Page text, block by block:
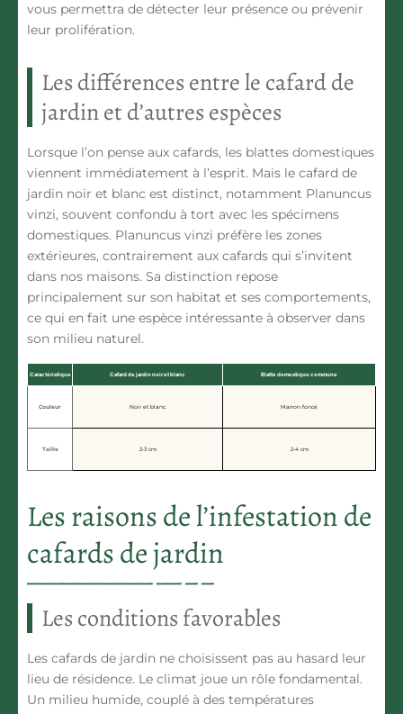
vous permettra de détecter leur présence ou prévenir
leur prolifération.
Les différences entre le cafard de
jardin et d’autres espèces
Lorsque l’on pense aux cafards, les blattes domestiques
viennent immédiatement à l’esprit. Mais le cafard de
jardin noir et blanc est distinct, notamment Planuncus
vinzi, souvent confondu à tort avec les spécimens
domestiques. Planuncus vinzi préfère les zones
extérieures, contrairement aux cafards qui s’invitent
dans nos maisons. Sa distinction repose
principalement sur son habitat et ses comportements,
ce qui en fait une espèce intéressante à observer dans
son milieu naturel.
Caractéristique Cafard de jardin noir et blanc Blatte domestique commune
Couleur Noir et blanc Marron foncé
Taille 2-3 cm 2-4 cm
Les raisons de l’infestation de
cafards de jardin
Les conditions favorables
Les cafards de jardin ne choisissent pas au hasard leur
lieu de résidence. Le climat joue un rôle fondamental.
Un milieu humide, couplé à des températures